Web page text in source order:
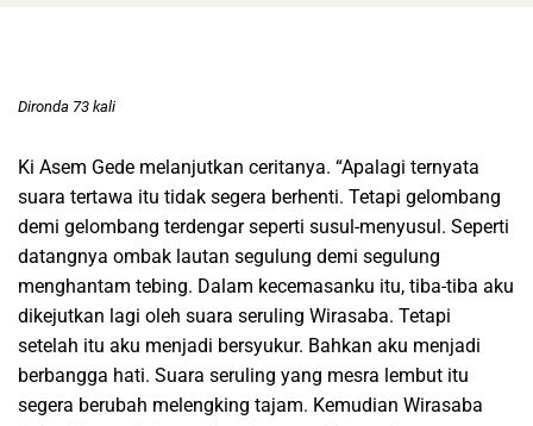
Dironda 73 kali
Ki Asem Gede melanjutkan ceritanya. “Apalagi ternyata
suara tertawa itu tidak segera berhenti. Tetapi gelombang
demi gelombang terdengar seperti susul-menyusul. Seperti
datangnya ombak lautan segulung demi segulung
menghantam tebing. Dalam kecemasanku itu, tiba-tiba aku
dikejutkan lagi oleh suara seruling Wirasaba. Tetapi
setelah itu aku menjadi bersyukur. Bahkan aku menjadi
berbangga hati. Suara seruling yang mesra lembut itu
segera berubah melengking tajam. Kemudian Wirasaba